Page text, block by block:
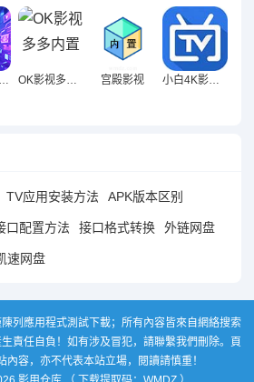
视OK版 OK影视多多内置 宫殿影视 小白4K影视至尊
TV应用安装方法 APK版本区别
口配置方法 接口格式转换 外链网盘
速网盘
列應用程式測試下載；所有內容皆來自網絡搜索
責任自負！如有涉及冒犯，請聯繫我們刪除。頁
內容，亦不代表本站立場，閱讀請慎重！